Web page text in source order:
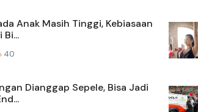
Anak Masih Tinggi, Kebiasaan
40
Dianggap Sepele, Bisa Jadi